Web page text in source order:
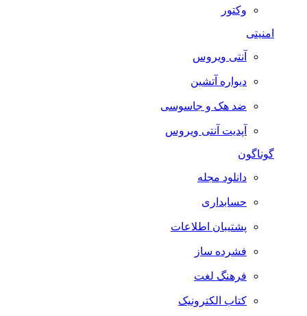
وکتور
امنیتی
آنتی ویروس
دیواره آتشین
ضد هک و جاسوسی
آپدیت آنتی ویروس
گوناگون
دانلود مجله
حسابداری
پشتیبان اطلاعات
فشرده ساز
فرهنگ لغت
کتاب الکترونیک